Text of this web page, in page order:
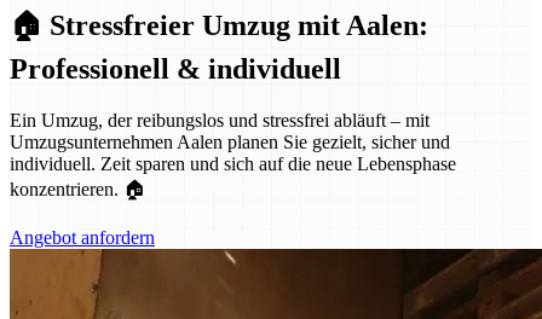
🏠 Stressfreier Umzug mit Aalen:
Professionell & individuell
Ein Umzug, der reibungslos und stressfrei abläuft – mit
Umzugsunternehmen Aalen planen Sie gezielt, sicher und
individuell. Zeit sparen und sich auf die neue Lebensphase
konzentrieren. 🏠
Angebot anfordern